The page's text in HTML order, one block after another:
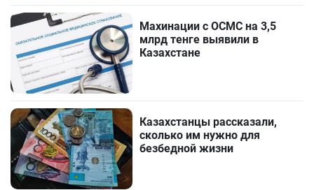
Махинации с ОСМС на 3,5
млрд тенге выявили в
Казахстане
Казахстанцы рассказали,
сколько им нужно для
безбедной жизни